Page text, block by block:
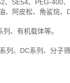
、SE54、PEG-400
、阿皮松、角鲨烷、
、有机载体等。
列、DC系列、分子